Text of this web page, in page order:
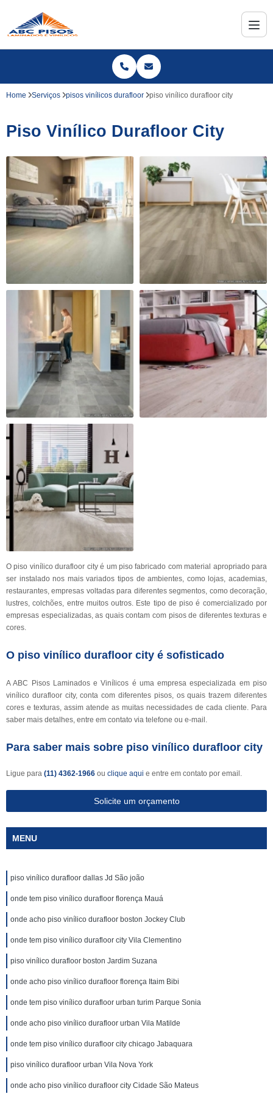
Home Serviços pisos vinílicos durafloor piso vinílico durafloor city
Piso Vinílico Durafloor City
O piso vinílico durafloor city é um piso fabricado com material apropriado para
ser instalado nos mais variados tipos de ambientes, como lojas, academias,
restaurantes, empresas voltadas para diferentes segmentos, como decoração,
lustres, colchões, entre muitos outros. Este tipo de piso é comercializado por
empresas especializadas, as quais contam com pisos de diferentes texturas e
cores.
O piso vinílico durafloor city é sofisticado
A ABC Pisos Laminados e Vinílicos é uma empresa especializada em piso
vinílico durafloor city, conta com diferentes pisos, os quais trazem diferentes
cores e texturas, assim atende as muitas necessidades de cada cliente. Para
saber mais detalhes, entre em contato via telefone ou e-mail.
Para saber mais sobre piso vinílico durafloor city
Ligue para (11) 4362-1966 ou clique aqui e entre em contato por email.
Solicite um orçamento
MENU
piso vinílico durafloor dallas Jd São joão
onde tem piso vinílico durafloor florença Mauá
onde acho piso vinílico durafloor boston Jockey Club
onde tem piso vinílico durafloor city Vila Clementino
piso vinílico durafloor boston Jardim Suzana
onde acho piso vinílico durafloor florença Itaim Bibi
onde tem piso vinílico durafloor urban turim Parque Sonia
onde acho piso vinílico durafloor urban Vila Matilde
onde tem piso vinílico durafloor city chicago Jabaquara
piso vinílico durafloor urban Vila Nova York
onde acho piso vinílico durafloor city Cidade São Mateus